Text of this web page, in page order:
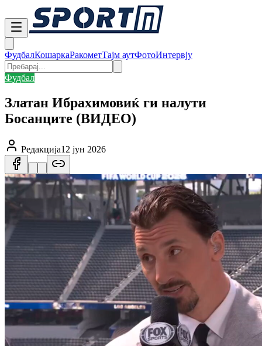
ФудбалКошаркаРакометТајм аутФотоИнтервју
Фудбал
Златан Ибрахимовиќ ги налути
Босанците (ВИДЕО)
Редакција12 јун 2026